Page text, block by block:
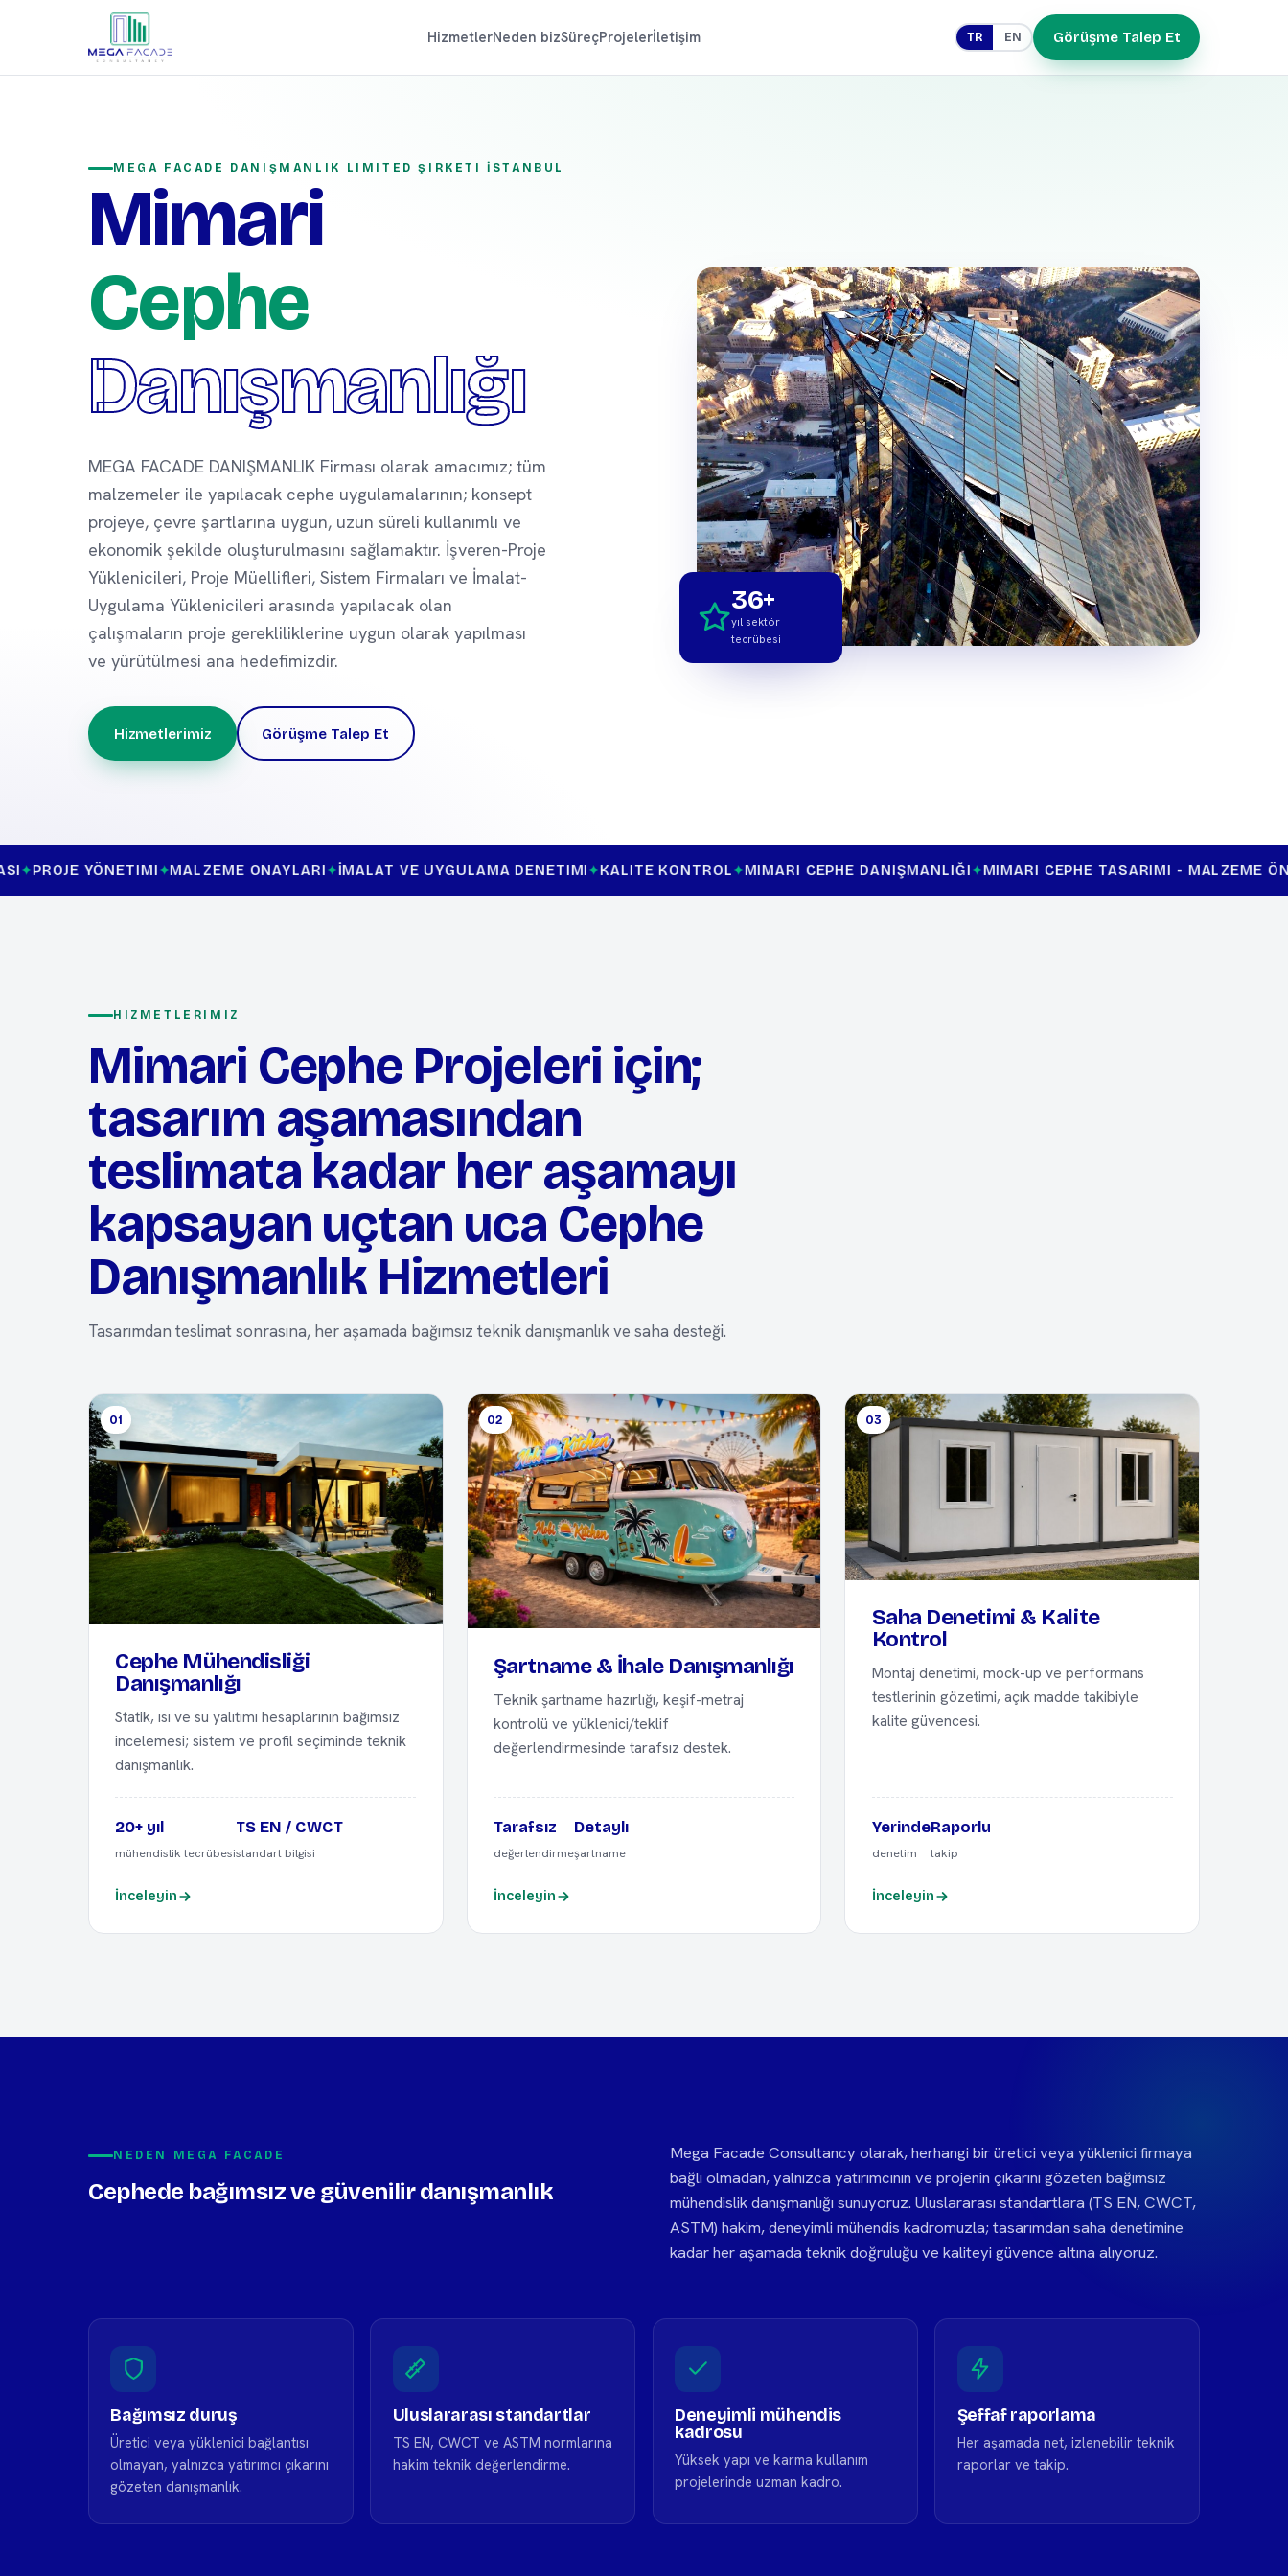
HizmetlerNeden bizSüreçProjelerİletişim TR EN Görüşme Talep Et
MEGA FACADE DANIŞMANLIK LIMITED ŞIRKETI İSTANBUL
Mimari
Cephe
Danışmanlığı
MEGA FACADE DANIŞMANLIK Firması olarak amacımız; tüm
malzemeler ile yapılacak cephe uygulamalarının; konsept
projeye, çevre şartlarına uygun, uzun süreli kullanımlı ve
ekonomik şekilde oluşturulmasını sağlamaktır. İşveren-Proje
Yüklenicileri, Proje Müellifleri, Sistem Firmaları ve İmalat-
Uygulama Yüklenicileri arasında yapılacak olan
çalışmaların proje gerekliliklerine uygun olarak yapılması
ve yürütülmesi ana hedefimizdir.
Hizmetlerimiz Görüşme Talep Et
36+
yıl sektör
tecrübesi
MALZEME ONAYLARI İMALAT VE UYGULAMA DENETIMI KALITE KONTROL MIMARI CEPHE DANIŞMANLIĞI MIMARI CEPHE TASARIMI - MALZEME ÖNERILERI
HIZMETLERIMIZ
Mimari Cephe Projeleri için;
tasarım aşamasından
teslimata kadar her aşamayı
kapsayan uçtan uca Cephe
Danışmanlık Hizmetleri
Tasarımdan teslimat sonrasına, her aşamada bağımsız teknik danışmanlık ve saha desteği.
01
Cephe Mühendisliği
Danışmanlığı
Statik, ısı ve su yalıtımı hesaplarının bağımsız
incelemesi; sistem ve profil seçiminde teknik
danışmanlık.
20+ yıl
mühendislik tecrübesi
TS EN / CWCT
standart bilgisi
İnceleyin
02
Şartname & İhale Danışmanlığı
Teknik şartname hazırlığı, keşif-metraj
kontrolü ve yüklenici/teklif
değerlendirmesinde tarafsız destek.
Tarafsız
değerlendirme
Detaylı
şartname
İnceleyin
03
Saha Denetimi & Kalite
Kontrol
Montaj denetimi, mock-up ve performans
testlerinin gözetimi, açık madde takibiyle
kalite güvencesi.
Yerinde
denetim
Raporlu
takip
İnceleyin
NEDEN MEGA FACADE
Cephede bağımsız ve güvenilir danışmanlık
Mega Facade Consultancy olarak, herhangi bir üretici veya yüklenici firmaya
bağlı olmadan, yalnızca yatırımcının ve projenin çıkarını gözeten bağımsız
mühendislik danışmanlığı sunuyoruz. Uluslararası standartlara (TS EN, CWCT,
ASTM) hakim, deneyimli mühendis kadromuzla; tasarımdan saha denetimine
kadar her aşamada teknik doğruluğu ve kaliteyi güvence altına alıyoruz.
Bağımsız duruş
Üretici veya yüklenici bağlantısı
olmayan, yalnızca yatırımcı çıkarını
gözeten danışmanlık.
Uluslararası standartlar
TS EN, CWCT ve ASTM normlarına
hakim teknik değerlendirme.
Deneyimli mühendis
kadrosu
Yüksek yapı ve karma kullanım
projelerinde uzman kadro.
Şeffaf raporlama
Her aşamada net, izlenebilir teknik
raporlar ve takip.